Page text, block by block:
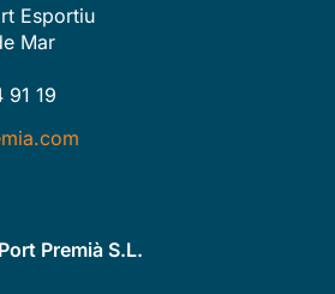
Esportiu
Mar
19
Premià S.L.